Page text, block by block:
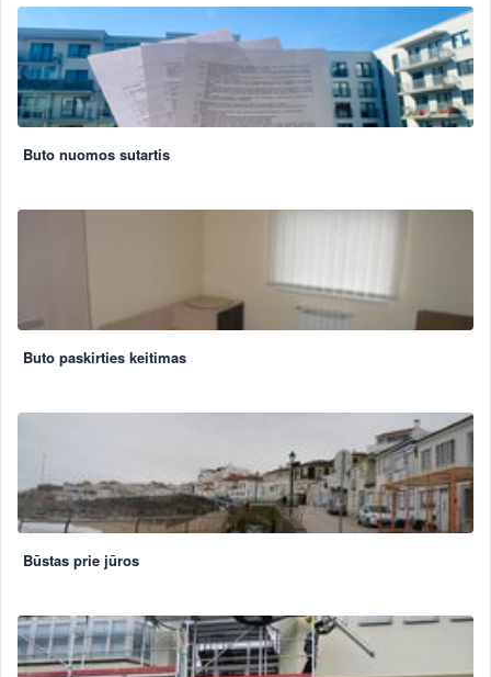
Buto nuomos sutartis
Buto paskirties keitimas
Būstas prie jūros